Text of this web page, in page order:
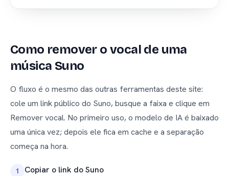
Como remover o vocal de uma
música Suno
O fluxo é o mesmo das outras ferramentas deste site:
cole um link público do Suno, busque a faixa e clique em
Remover vocal. No primeiro uso, o modelo de IA é baixado
uma única vez; depois ele fica em cache e a separação
começa na hora.
1 Copiar o link do Suno